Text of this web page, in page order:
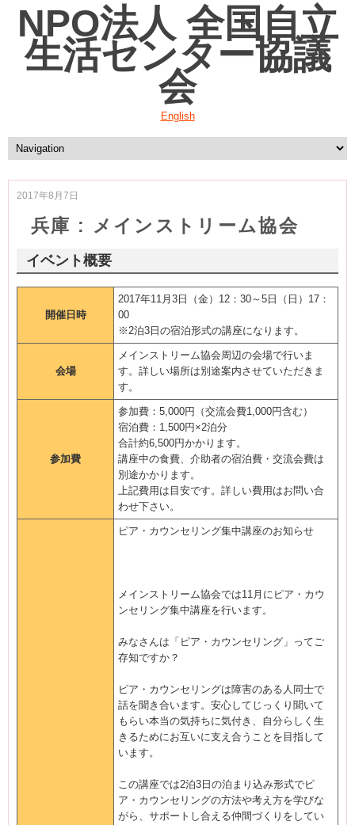
NPO法人 全国自立
生活センター協議
会
English
2017年8月7日
兵庫 : メインストリーム協会
イベント概要
開催日時
2017年11月3日（金）12：30～5日（日）17：
00
※2泊3日の宿泊形式の講座になります。
会場
メインストリーム協会周辺の会場で行いま
す。詳しい場所は別途案内させていただきま
す。
参加費
参加費：5,000円（交流会費1,000円含む）
宿泊費：1,500円×2泊分
合計約6,500円かかります。
講座中の食費、介助者の宿泊費・交流会費は
別途かかります。
上記費用は目安です。詳しい費用はお問い合
わせ下さい。
ピア・カウンセリング集中講座のお知らせ
メインストリーム協会では11月にピア・カウ
ンセリング集中講座を行います。
みなさんは「ピア・カウンセリング」ってご
存知ですか？
ピア・カウンセリングは障害のある人同士で
話を聞き合います。安心してじっくり聞いて
もらい本当の気持ちに気付き、自分らしく生
きるためにお互いに支え合うことを目指して
います。
この講座では2泊3日の泊まり込み形式でピ
ア・カウンセリングの方法や考え方を学びな
がら、サポートし合える仲間づくりをしてい